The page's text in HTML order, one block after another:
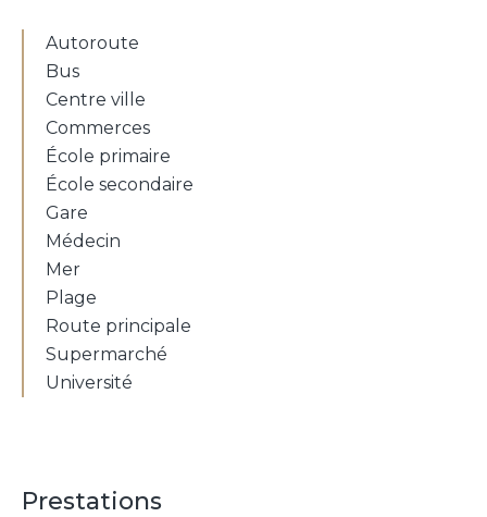
Autoroute
Bus
Centre ville
Commerces
École primaire
École secondaire
Gare
Médecin
Mer
Plage
Route principale
Supermarché
Université
Prestations